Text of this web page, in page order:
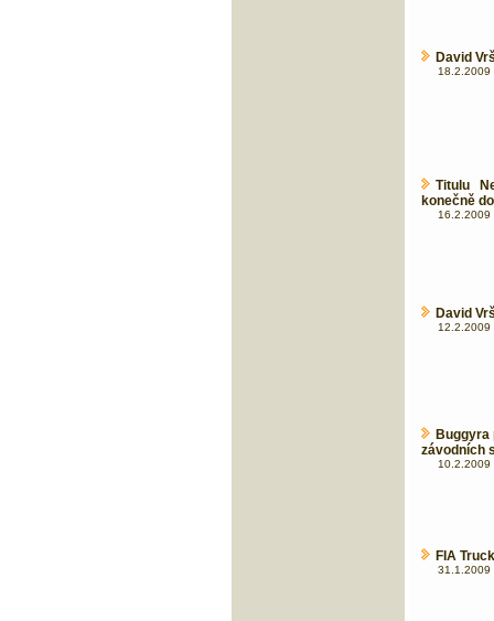
David
18.2.2009
Titulu
konečně
16.2.2009
David
12.2.2009
závodních
10.2.2009
FIA
31.1.2009